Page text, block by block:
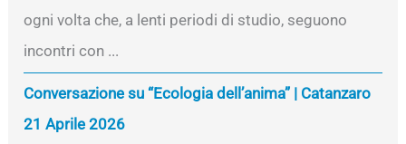
ogni volta che, a lenti periodi di studio, seguono
incontri con ...
Conversazione su “Ecologia dell’anima” | Catanzaro
21 Aprile 2026